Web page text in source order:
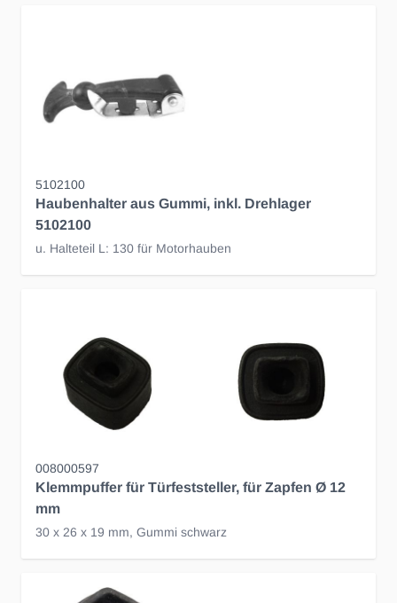
5102100
Haubenhalter aus Gummi, inkl. Drehlager
5102100
u. Halteteil L: 130 für Motorhauben
008000597
Klemmpuffer für Türfeststeller, für Zapfen Ø 12
mm
30 x 26 x 19 mm, Gummi schwarz